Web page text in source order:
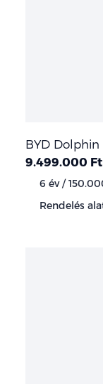
BYD Dolphin
9.499.000 Ft
6 év /
Rendelés